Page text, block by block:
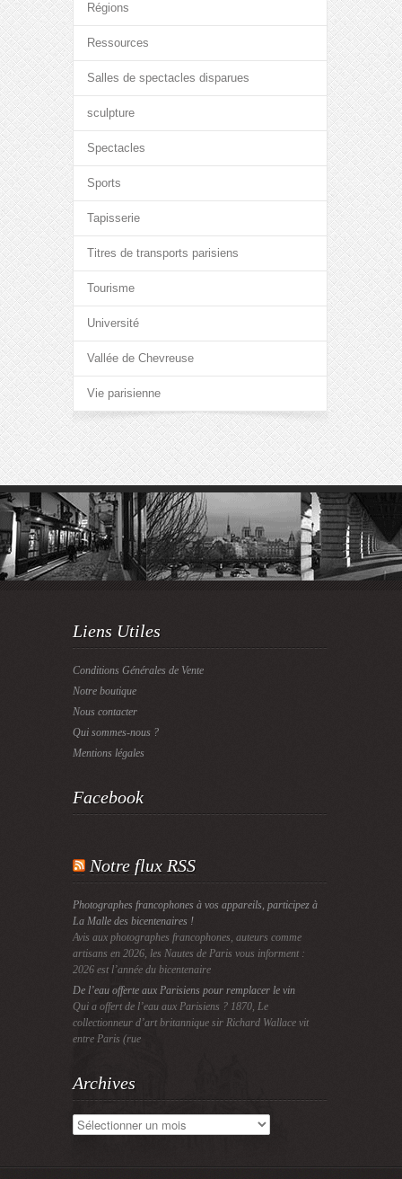
Régions
Ressources
Salles de spectacles disparues
sculpture
Spectacles
Sports
Tapisserie
Titres de transports parisiens
Tourisme
Université
Vallée de Chevreuse
Vie parisienne
Liens Utiles
Conditions Générales de Vente
Notre boutique
Nous contacter
Qui sommes-nous ?
Mentions légales
Facebook
Notre flux RSS
Photographes francophones à vos appareils, participez à
La Malle des bicentenaires !
Avis aux photographes francophones, auteurs comme
artisans en 2026, les Nautes de Paris vous informent :
2026 est l’année du bicentenaire
De l’eau offerte aux Parisiens pour remplacer le vin
Qui a offert de l’eau aux Parisiens ? 1870, Le
collectionneur d’art britannique sir Richard Wallace vit
entre Paris (rue
Archives
Archives